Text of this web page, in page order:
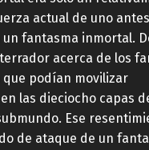
actual de uno
fantasma inmortal.
acerca de los
podían movilizar
las dieciocho capas
Ese
de ataque de un